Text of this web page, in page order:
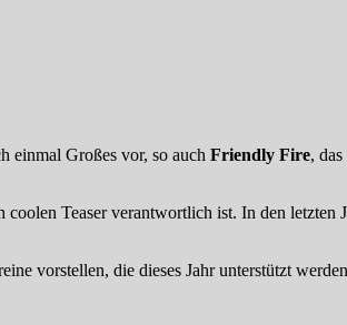
einmal Großes vor, so auch Friendly Fire,
Teaser verantwortlich ist. In den letzten
vorstellen, die dieses Jahr unterstützt